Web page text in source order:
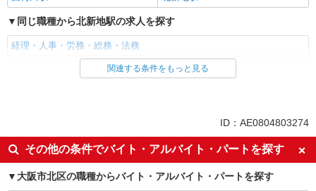
同じ職種から北新地駅の求人を探す
経理・人事・労務・総務・法務
同じ雇用形態から北新地駅の求人を探す
未経験歓迎
高収入・高額
土日祝休み
交通費支給
社会保険あり
関連する条件をもっと見る
ID：AE0804803274
その他の条件でバイト・アルバイト・パートを探す
大阪市北区の職種からバイト・アルバイト・パートを探す